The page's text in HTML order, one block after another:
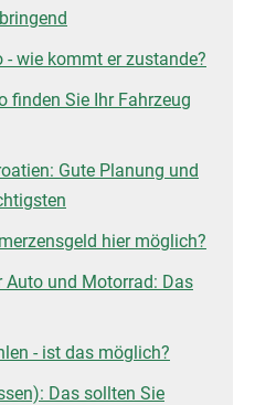
wie kommt er zustande?
finden Sie Ihr Fahrzeug
Gute Planung und
hier möglich?
Auto und Motorrad: Das
- ist das möglich?
Das sollten Sie